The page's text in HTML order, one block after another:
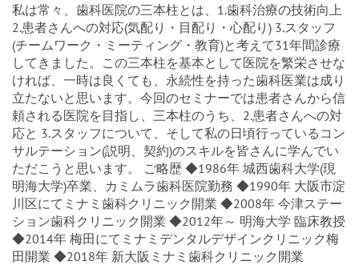
私は常々、歯科医院の三本柱とは、1.歯科治療の技術向上
2.患者さんへの対応(気配り・目配り・心配り) 3.スタッフ
(チームワーク・ミーティング・教育)と考えて31年間診療
してきました。この三本柱を基本として医院を繁栄させな
ければ、一時は良くても、永続性を持った歯科医業は成り
立たないと思います。今回のセミナーでは患者さんから信
頼される医院を目指し、三本柱のうち、2.患者さんへの対
応と 3.スタッフについて、そして私の日頃行っているコン
サルテーション(説明、契約)のスキルを皆さんに学んでい
ただこうと思います。 ご略歴 ◆1986年 城西歯科大学(現
明海大学)卒業、カミムラ歯科医院勤務 ◆1990年 大阪市淀
川区にてミナミ歯科クリニック開業 ◆2008年 今津ステー
ション歯科クリニック開業 ◆2012年～ 明海大学 臨床教授
◆2014年 梅田にてミナミデンタルデザインクリニック梅
田開業 ◆2018年 新大阪ミナミ歯科クリニック開業